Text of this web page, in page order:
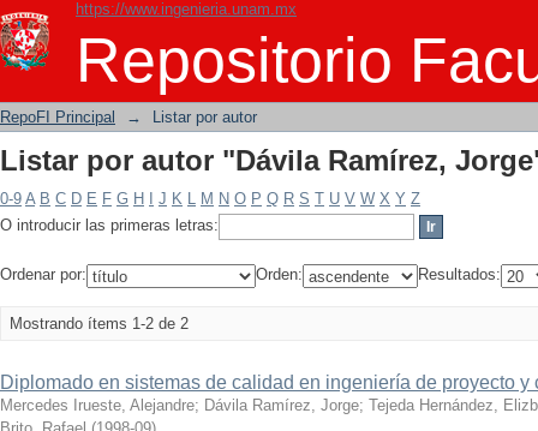
https://www.ingenieria.unam.mx
Repositorio
Listar por autor "Dávila Ramírez,
RepoFI Principal → Listar por autor
Listar por autor "Dávila Ramírez,
0-9 A B C D E F G H J K L M N O P Q R S T U V W X Y Z
O introducir las primeras letras:
Ordenar por: Orden: Resultados:
Mostrando ítems 1-2 de 2
Diplomado en sistemas de calidad en ingeniería de proyecto y
Mercedes Irueste, Alejandre; Dávila Ramírez, Jorge; Tejeda Hernández,